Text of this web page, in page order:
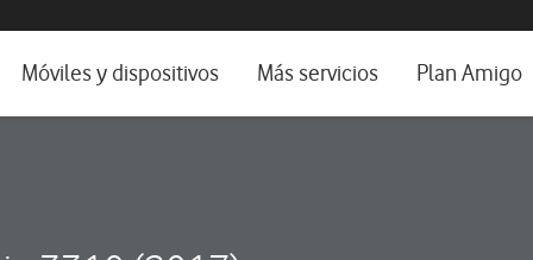
e idioma
Móviles y dispositivos Más servicios Plan Amigo